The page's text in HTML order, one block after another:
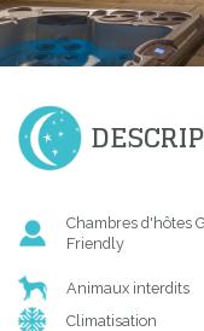
Chambres d'hôtes
Friendly
Animaux interdits
Climatisation